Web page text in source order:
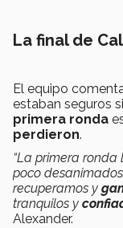
La final de
El equipo
estaban seguros
primera ronda
perdieron.
“La primera
poco
recuperamos y
tranquilos y
Alexander.